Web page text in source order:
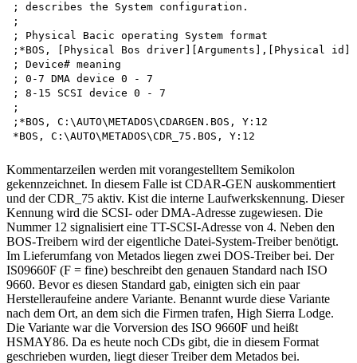
; describes the System configuration.
;
; Physical Bacic operating System format
;*BOS, [Physical Bos driver][Arguments],[Physical
; Device# meaning
; 0-7 DMA device 0 - 7
; 8-15 SCSI device 0 - 7
;
;*BOS, C:\AUTO\METADOS\CDARGEN.BOS, Y:12
Kommentarzeilen werden mit vorangestelltem Semikolon
gekennzeichnet. In diesem Falle ist CDAR-GEN auskommentiert
und der CDR_75 aktiv. Kist die interne Laufwerkskennung. Dieser
Kennung wird die SCSI- oder DMA-Adresse zugewiesen. Die
Nummer 12 signalisiert eine TT-SCSI-Adresse von 4. Neben den
BOS-Treibern wird der eigentliche Datei-System-Treiber benötigt.
Im Lieferumfang von Metados liegen zwei DOS-Treiber bei. Der
IS09660F (F = fine) beschreibt den genauen Standard nach ISO
9660. Bevor es diesen Standard gab, einigten sich ein paar
Herstelleraufeine andere Variante. Benannt wurde diese Variante
nach dem Ort, an dem sich die Firmen trafen, High Sierra Lodge.
Die Variante war die Vorversion des ISO 9660F und heißt
HSMAY86. Da es heute noch CDs gibt, die in diesem Format
geschrieben wurden, liegt dieser Treiber dem Metados bei.